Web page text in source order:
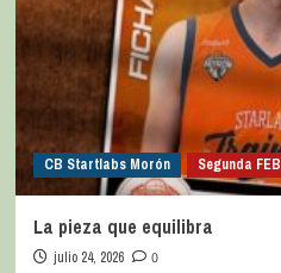
CB Startlabs Morón Segunda FEB
La pieza que equilibra
julio 24, 2026 0